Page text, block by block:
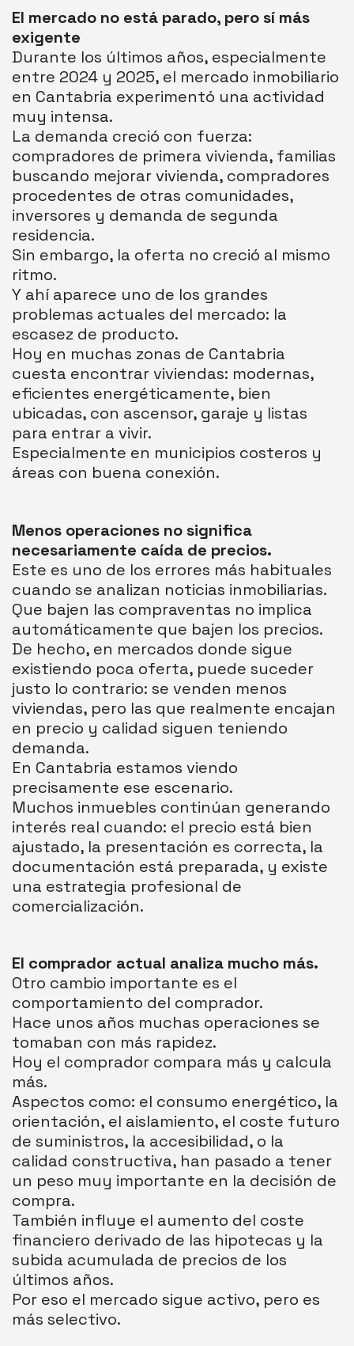
El mercado no está parado, pero sí más
exigente
Durante los últimos años, especialmente
entre 2024 y 2025, el mercado inmobiliario
en Cantabria experimentó una actividad
muy intensa.
La demanda creció con fuerza:
compradores de primera vivienda, familias
buscando mejorar vivienda, compradores
procedentes de otras comunidades,
inversores y demanda de segunda
residencia.
Sin embargo, la oferta no creció al mismo
ritmo.
Y ahí aparece uno de los grandes
problemas actuales del mercado: la
escasez de producto.
Hoy en muchas zonas de Cantabria
cuesta encontrar viviendas: modernas,
eficientes energéticamente, bien
ubicadas, con ascensor, garaje y listas
para entrar a vivir.
Especialmente en municipios costeros y
áreas con buena conexión.
Menos operaciones no significa
necesariamente caída de precios.
Este es uno de los errores más habituales
cuando se analizan noticias inmobiliarias.
Que bajen las compraventas no implica
automáticamente que bajen los precios.
De hecho, en mercados donde sigue
existiendo poca oferta, puede suceder
justo lo contrario: se venden menos
viviendas, pero las que realmente encajan
en precio y calidad siguen teniendo
demanda.
En Cantabria estamos viendo
precisamente ese escenario.
Muchos inmuebles continúan generando
interés real cuando: el precio está bien
ajustado, la presentación es correcta, la
documentación está preparada, y existe
una estrategia profesional de
comercialización.
El comprador actual analiza mucho más.
Otro cambio importante es el
comportamiento del comprador.
Hace unos años muchas operaciones se
tomaban con más rapidez.
Hoy el comprador compara más y calcula
más.
Aspectos como: el consumo energético, la
orientación, el aislamiento, el coste futuro
de suministros, la accesibilidad, o la
calidad constructiva, han pasado a tener
un peso muy importante en la decisión de
compra.
También influye el aumento del coste
financiero derivado de las hipotecas y la
subida acumulada de precios de los
últimos años.
Por eso el mercado sigue activo, pero es
más selectivo.